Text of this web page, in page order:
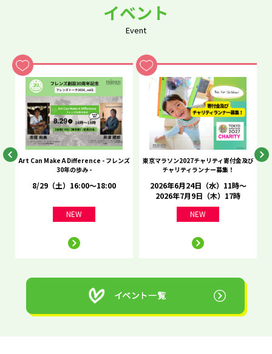
イベント
Event
Art Can Make A Difference - フレンズ
30年の歩み -
8/29（土）16:00～18:00
NEW
東京マラソン2027チャリティ寄付金及び
チャリティランナー募集！
2026年6月24日（水）11時～
2026年7月9日（木）17時
NEW